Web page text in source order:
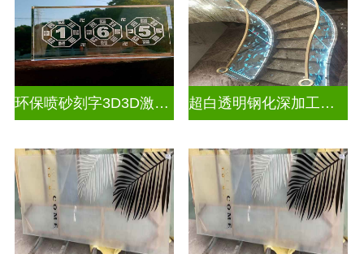
环保喷砂刻字3D3D激光内雕玻璃 超白透明钢化深加工激光内雕屏风